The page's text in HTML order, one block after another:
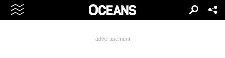
advertisement